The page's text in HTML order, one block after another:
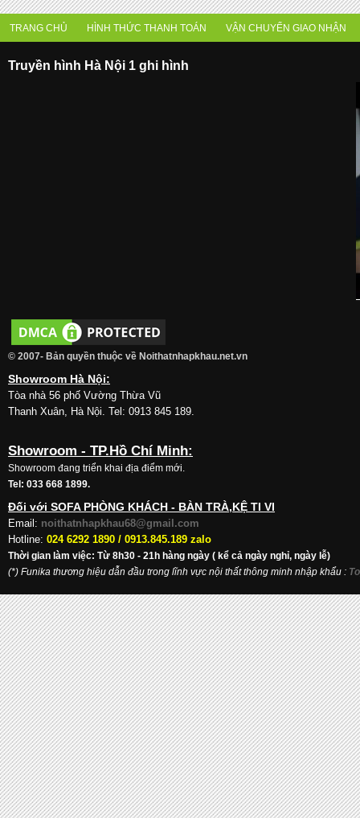
TRANG CHỦ HÌNH THỨC THANH TOÁN VẬN CHUYỂN GIAO NHẬN
Truyền hình Hà Nội 1 ghi hình
© 2007- Bản quyền thuộc về Noithatnhapkhau.net.vn
Showroom Hà Nội:
Tòa nhà 56 phố Vường Thừa Vũ
Thanh Xuân, Hà Nội. Tel: 0913 845 189.
Showroom - TP.Hồ Chí Minh:
Showroom đang triển khai địa điểm mới.
Tel: 033 668 1899.
Đối với SOFA PHÒNG KHÁCH - BÀN TRÀ,KỆ TI VI
Email: noithatnhapkhau68@gmail.com
Hotline: 024 6292 1890 / 0913.845.189 zalo
Thời gian làm việc: Từ 8h30 - 21h hàng ngày ( kể cả ngày nghỉ, ngày lễ)
(*) Funika thương hiệu dẫn đầu trong lĩnh vực nội thất thông minh nhập khẩu :